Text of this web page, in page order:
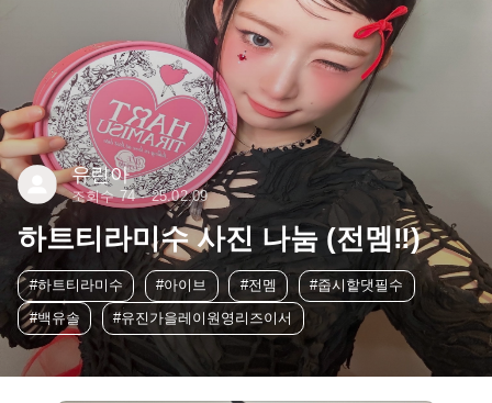
유린아
조회수 74 25.02.09
하트티라미수 사진 나눔 (전멤‼️)
#하트티라미수 #아이브 #전멤
#줍시핱댓필수
#백유솔
#유진가을레이원영리즈이서